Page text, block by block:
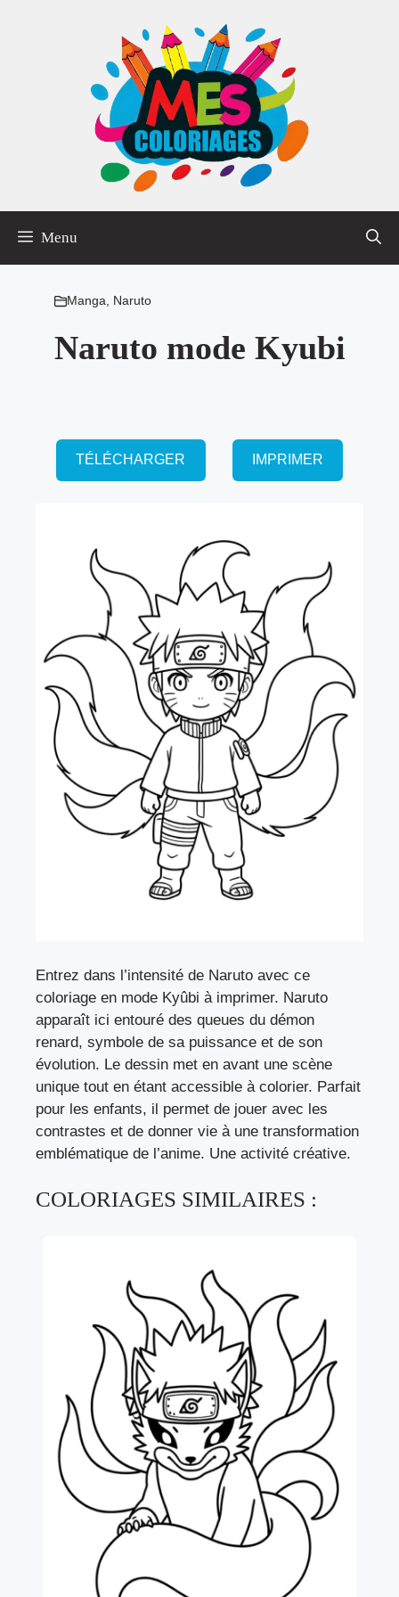
Menu
Manga, Naruto
Naruto mode Kyubi
TÉLÉCHARGER IMPRIMER
Entrez dans l’intensité de Naruto avec ce
coloriage en mode Kyûbi à imprimer. Naruto
apparaît ici entouré des queues du démon
renard, symbole de sa puissance et de son
évolution. Le dessin met en avant une scène
unique tout en étant accessible à colorier. Parfait
pour les enfants, il permet de jouer avec les
contrastes et de donner vie à une transformation
emblématique de l’anime. Une activité créative.
COLORIAGES SIMILAIRES :